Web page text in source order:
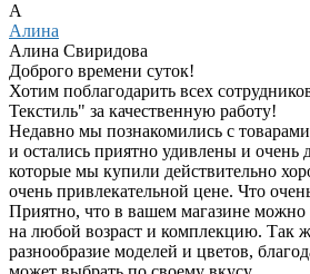
А
Алина
Алина Свиридова
Доброго времени суток!
Хотим поблагодарить всех
Текстиль" за качественную работу!
Недавно мы познакомились с
и остались приятно удивлены и очень
которые мы купили действительно
очень привлекательной цене. Что
Приятно, что в вашем магазине
на любой возраст и комплекцию. Так
разнообразие моделей и цветов,